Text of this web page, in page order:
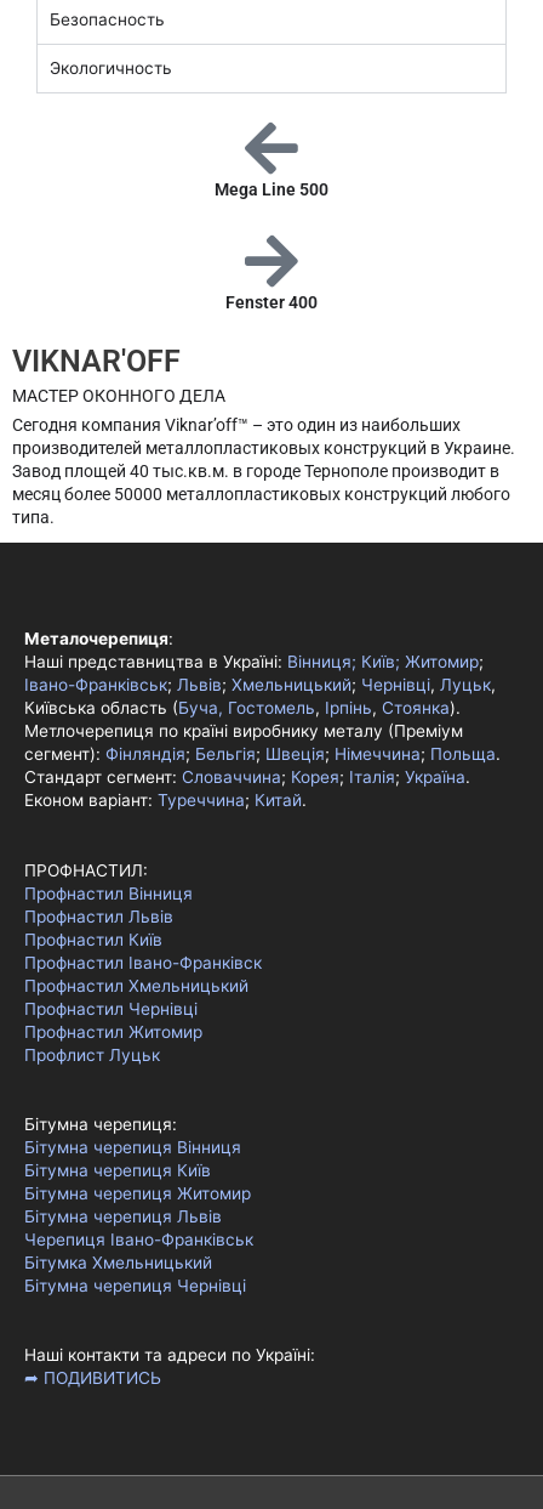
Безопасность
Экологичность
Mega Line 500
Fenster 400
VIKNAR'OFF
МАСТЕР ОКОННОГО ДЕЛА
Сегодня компания Viknar’off™ – это один из наибольших
производителей металлопластиковых конструкций в Украине.
Завод площей 40 тыс.кв.м. в городе Тернополе производит в
месяц более 50000 металлопластиковых конструкций любого
типа.
Металочерепиця:
Наші представництва в Україні: Вінниця; Київ; Житомир;
Івано-Франківськ; Львів; Хмельницький; Чернівці, Луцьк,
Київська область (Буча, Гостомель, Ірпінь, Стоянка).
Метлочерепиця по країні виробнику металу (Преміум
сегмент): Фінляндія; Бельгія; Швеція; Німеччина; Польща.
Стандарт сегмент: Словаччина; Корея; Італія; Україна.
Економ варіант: Туреччина; Китай.
ПРОФНАСТИЛ:
Профнастил Вінниця
Профнастил Львів
Профнастил Київ
Профнастил Івано-Франківск
Профнастил Хмельницький
Профнастил Чернівці
Профнастил Житомир
Профлист Луцьк
Бітумна черепиця:
Бітумна черепиця Вінниця
Бітумна черепиця Київ
Бітумна черепиця Житомир
Бітумна черепиця Львів
Черепиця Івано-Франківськ
Бітумка Хмельницький
Бітумна черепиця Чернівці
Наші контакти та адреси по Україні:
➦ ПОДИВИТИСЬ